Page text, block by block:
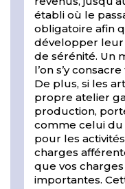
établi où le
obligatoire afin
développer leur
de sérénité. Un
l’on s’y
De plus, si les
propre atelier
production,
comme celui du
pour les
charges
que vos
importantes.